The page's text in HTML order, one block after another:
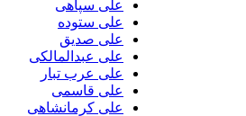
علی سپاهی
علی ستوده
علی صدیق
علی عبدالمالکی
علی عرب تبار
علی قاسمی
علی کرمانشاهی